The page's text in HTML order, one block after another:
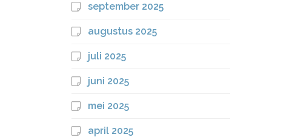
september 2025
augustus 2025
juli 2025
juni 2025
mei 2025
april 2025